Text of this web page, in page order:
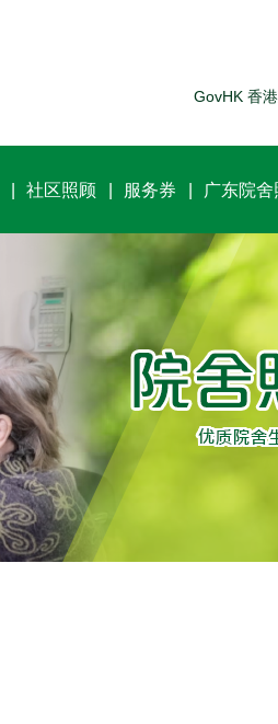
GovHK 香
社区照顾 服务券 广东院